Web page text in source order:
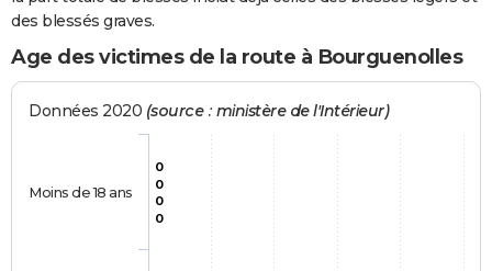
des blessés graves.
Age des victimes de la route à Bourguenolles
Données 2020 (source : ministère de l'Intérieur)
0
0
0
0
Moins de 18 ans